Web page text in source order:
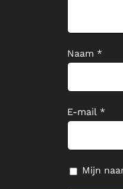
Naam *
E-mail *
Mijn